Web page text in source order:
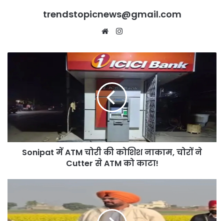
trendstopicnews@gmail.com
Website
कोशिश
नाकाम,
चोरों
ने
CutterSonipat में ATM चोरी की कोशिश नाकाम, चोरों ने
Cutter से ATM को काटा!
से
बनेगी